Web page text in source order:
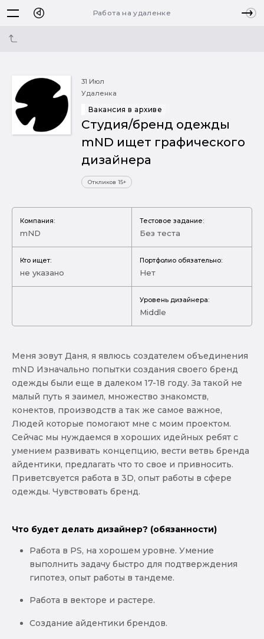
Работа на удаленке
31 Июл
Удаленка
Вакансия в архиве
Студия/бренд одежды
mND ищет графического
дизайнера
Откликов 15+
Компания:
mND
Тестовое задание:
Без теста
Кто ищет:
не указано
Портфолио обязательно:
Нет
Уровень дизайнера:
Middle
Меня зовут Даня, я явлюсь создателем объединения
mND Изначально попытки создания своего бренд
одежды были еще в далеком 17-18 году. За такой не
малый путь я заимел, множество знакомств,
конектов, производств а так же самое важное,
Людей которые помогают мне с моим проектом.
Сейчас мы нуждаемся в хороших идейных ребят с
умением развивать концепцию, вести ветвь бренда
айдентики, предлагать что то свое и привносить.
Приветсвуется работа в 3D, опыт работы в сфере
одежды. Чувствовать бренд.
Что будет делать дизайнер? (обязанности)
Работа в PS, на хорошем уровне. Умение
выполнить задачу быстро для подтверждения
гипотез, опыт работы в тандеме.
Работа в векторе и растере.
Создание айдентики брендов.